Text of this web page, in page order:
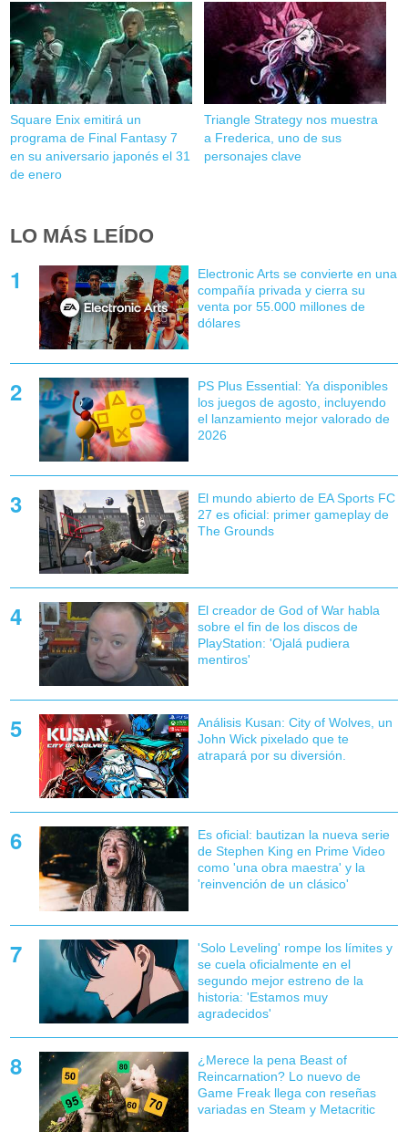
Square Enix emitirá un
programa de Final Fantasy 7
en su aniversario japonés el 31
de enero
Triangle Strategy nos muestra
a Frederica, uno de sus
personajes clave
LO MÁS LEÍDO
Electronic Arts se convierte en una
compañía privada y cierra su
venta por 55.000 millones de
dólares
PS Plus Essential: Ya disponibles
los juegos de agosto, incluyendo
el lanzamiento mejor valorado de
2026
El mundo abierto de EA Sports FC
27 es oficial: primer gameplay de
The Grounds
El creador de God of War habla
sobre el fin de los discos de
PlayStation: 'Ojalá pudiera
mentiros'
Análisis Kusan: City of Wolves, un
John Wick pixelado que te
atrapará por su diversión.
Es oficial: bautizan la nueva serie
de Stephen King en Prime Video
como 'una obra maestra' y la
'reinvención de un clásico'
'Solo Leveling' rompe los límites y
se cuela oficialmente en el
segundo mejor estreno de la
historia: 'Estamos muy
agradecidos'
¿Merece la pena Beast of
Reincarnation? Lo nuevo de
Game Freak llega con reseñas
variadas en Steam y Metacritic